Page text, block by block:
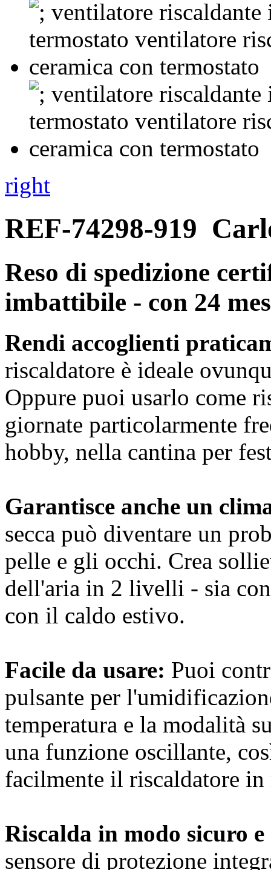
right
REF-74298-919
Reso di spedizione
imbattibile - con 24
Rendi accoglienti
riscaldatore è ideale
Oppure puoi usarlo come
giornate particolarmente
hobby, nella cantina per
Garantisce anche un
secca può diventare un
pelle e gli occhi. Crea
dell'aria in 2 livelli - sia con
con il caldo estivo.
Facile da usare: Puoi
pulsante per
temperatura e la modalità
una funzione oscillante,
facilmente il riscaldatore
Riscalda in modo sicuro
sensore di protezione